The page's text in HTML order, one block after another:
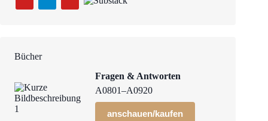
Bücher
Fragen & Antworten
A0801–A0920
anschauen/kaufen